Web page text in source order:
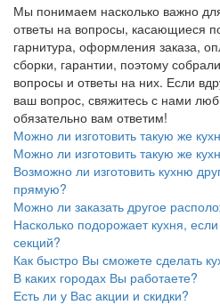
Мы понимаем насколько важно
ответы на вопросы, касающиеся
гарнитура, оформления заказа,
сборки, гарантии, поэтому
вопросы и ответы на них. Если
ваш вопрос, свяжитесь с нами
обязательно вам ответим!
Можно ли изготовить такую же
Можно ли изготовить такую же
Возможно ли изготовить кухню
прямую?
Можно ли заказать другое
Насколько подорожает кухня,
секций?
Как быстро Вы сможете сделать
В каких городах Вы работаете?
Есть ли у Вас акции и скидки?